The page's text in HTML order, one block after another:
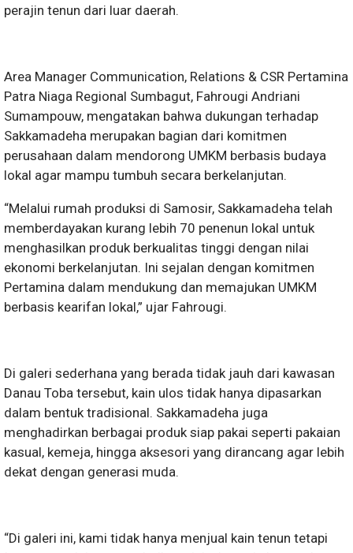
perajin tenun dari luar daerah.
Area Manager Communication, Relations & CSR Pertamina
Patra Niaga Regional Sumbagut, Fahrougi Andriani
Sumampouw, mengatakan bahwa dukungan terhadap
Sakkamadeha merupakan bagian dari komitmen
perusahaan dalam mendorong UMKM berbasis budaya
lokal agar mampu tumbuh secara berkelanjutan.
“Melalui rumah produksi di Samosir, Sakkamadeha telah
memberdayakan kurang lebih 70 penenun lokal untuk
menghasilkan produk berkualitas tinggi dengan nilai
ekonomi berkelanjutan. Ini sejalan dengan komitmen
Pertamina dalam mendukung dan memajukan UMKM
berbasis kearifan lokal,” ujar Fahrougi.
Di galeri sederhana yang berada tidak jauh dari kawasan
Danau Toba tersebut, kain ulos tidak hanya dipasarkan
dalam bentuk tradisional. Sakkamadeha juga
menghadirkan berbagai produk siap pakai seperti pakaian
kasual, kemeja, hingga aksesori yang dirancang agar lebih
dekat dengan generasi muda.
“Di galeri ini, kami tidak hanya menjual kain tenun tetapi